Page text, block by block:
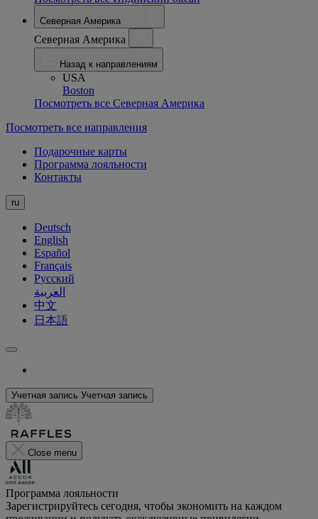
Северная Америка
Северная Америка
Назад к направлениям
USA
Boston
Посмотреть все Северная Америка
Посмотреть все направления
Подарочные карты
Программа лояльности
Контакты
ru
Deutsch
English
Español
Français
Русский
العربية
中文
日本語
Учетная запись Учетная запись
Close menu
Программа лояльности
Зарегистрируйтесь сегодня, чтобы экономить на каждом